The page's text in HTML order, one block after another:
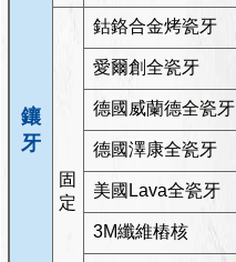
鑲
牙
固
定
鈷鉻合金烤瓷牙
愛爾創全瓷牙
德國威蘭德全瓷牙
德國澤康全瓷牙
美國Lava全瓷牙
3M纖維樁核